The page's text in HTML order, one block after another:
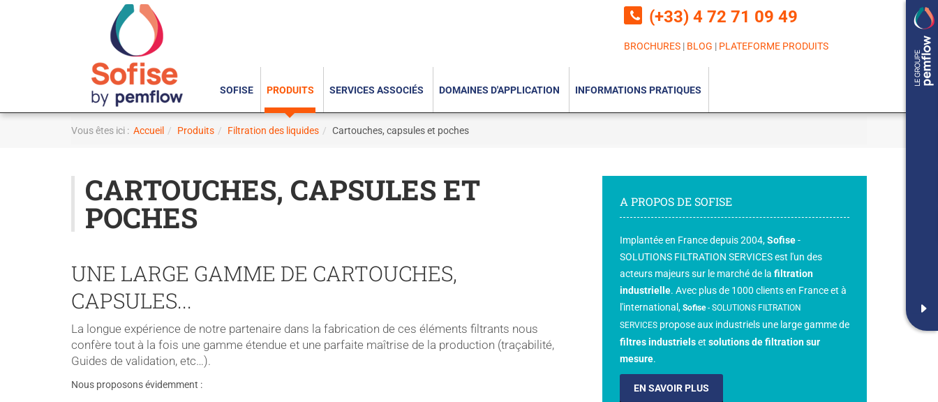
(+33) 4 72 71 09 49
BROCHURES | BLOG | PLATEFORME PRODUITS
SOFISE PRODUITS SERVICES ASSOCIÉS DOMAINES D'APPLICATION INFORMATIONS PRATIQUES
Vous êtes ici : Accueil Produits Filtration des liquides Cartouches, capsules et poches
CARTOUCHES, CAPSULES ET
POCHES
UNE LARGE GAMME DE CARTOUCHES,
CAPSULES...
La longue expérience de notre partenaire dans la fabrication de ces éléments filtrants nous
confère tout à la fois une gamme étendue et une parfaite maîtrise de la production (traçabilité,
Guides de validation, etc…).
Nous proposons évidemment :
A PROPOS DE SOFISE
Implantée en France depuis 2004,Sofise-
SOLUTIONS FILTRATION SERVICES est l'un des
acteurs majeurs sur le marché de la filtration
industrielle. Avec plus de 1000 clients en France et à
l'international, Sofise- SOLUTIONS FILTRATION
SERVICESpropose aux industriels une large gamme de
filtres industrielset solutions de filtration sur
mesure.
EN SAVOIR PLUS